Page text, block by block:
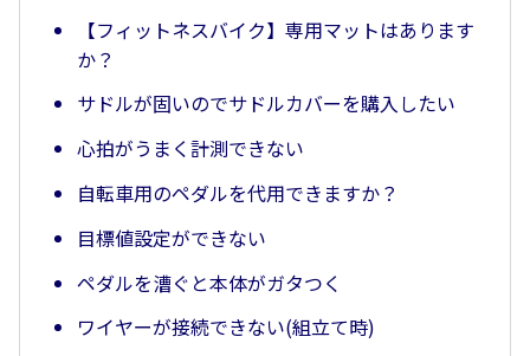
【フィットネスバイク】専用マットはあります
か？
サドルが固いのでサドルカバーを購入したい
心拍がうまく計測できない
自転車用のペダルを代用できますか？
目標値設定ができない
ペダルを漕ぐと本体がガタつく
ワイヤーが接続できない(組立て時)